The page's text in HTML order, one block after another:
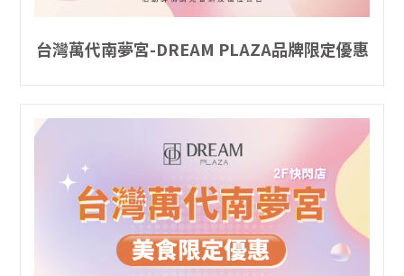
台灣萬代南夢宮-DREAM PLAZA品牌限定優惠